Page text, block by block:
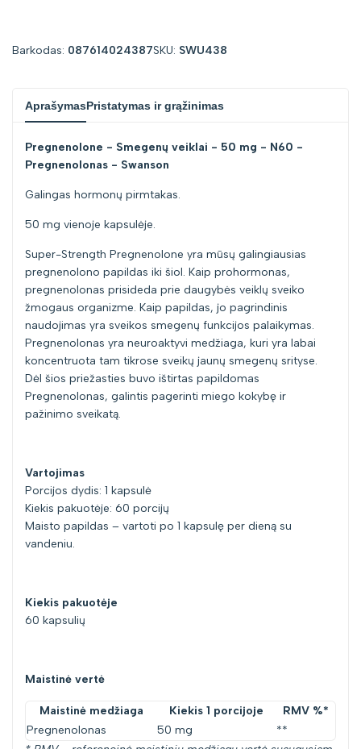
Barkodas: 087614024387SKU: SWU438
AprašymasPristatymas ir grąžinimas
Pregnenolone - Smegenų veiklai - 50 mg - N60 -
Pregnenolonas - Swanson
Galingas hormonų pirmtakas.
50 mg vienoje kapsulėje.
Super-Strength Pregnenolone yra mūsų galingiausias
pregnenolono papildas iki šiol. Kaip prohormonas,
pregnenolonas prisideda prie daugybės veiklų sveiko
žmogaus organizme. Kaip papildas, jo pagrindinis
naudojimas yra sveikos smegenų funkcijos palaikymas.
Pregnenolonas yra neuroaktyvi medžiaga, kuri yra labai
koncentruota tam tikrose sveikų jaunų smegenų srityse.
Dėl šios priežasties buvo ištirtas papildomas
Pregnenolonas, galintis pagerinti miego kokybę ir
pažinimo sveikatą.
Vartojimas
Porcijos dydis: 1 kapsulė
Kiekis pakuotėje: 60 porcijų
Maisto papildas – vartoti po 1 kapsulę per dieną su
vandeniu.
Kiekis pakuotėje
60 kapsulių
Maistinė vertė
Maistinė medžiaga Kiekis 1 porcijoje
RMV %*
Pregnenolonas
50 mg
**